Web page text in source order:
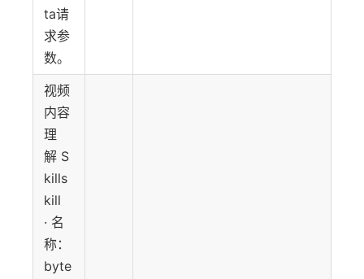
ta请
求参
数。
视频
内容
理
解 S
kills
kill
· 名
称：
byte